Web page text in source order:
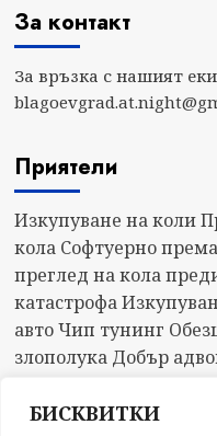
БИСКВИТКИ
За контакт
За връзка с нашият
Приятели
Изкупуване на коли
кола Софтуерно
преглед на кола
катастрофа
авто Чип тунинг
злополука Добър
МВА Ментор